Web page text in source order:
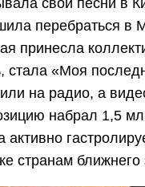
свои песни в
перебраться в
принесла
стала «Моя
на радио, а
набрал 1,5
активно
странам ближнего